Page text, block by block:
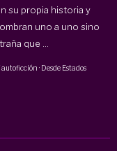
su propia historia y
uno a uno sino
que ...
· Desde Estados